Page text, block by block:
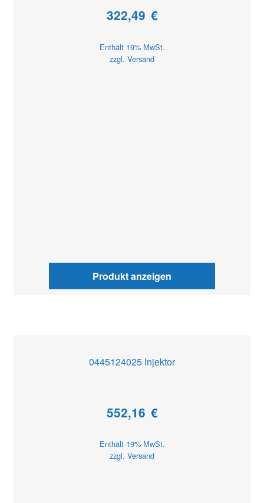
322,49 €
Enthält 19% MwSt.
zzgl. Versand
Produkt anzeigen
0445124025 Injektor
552,16 €
Enthält 19% MwSt.
zzgl. Versand